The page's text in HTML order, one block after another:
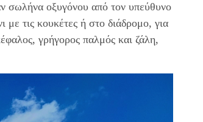
σωλήνα οξυγόνου από τον υπεύθυνο
τις κουκέτες ή στο διάδρομο, για
γρήγορος παλμός και ζάλη,